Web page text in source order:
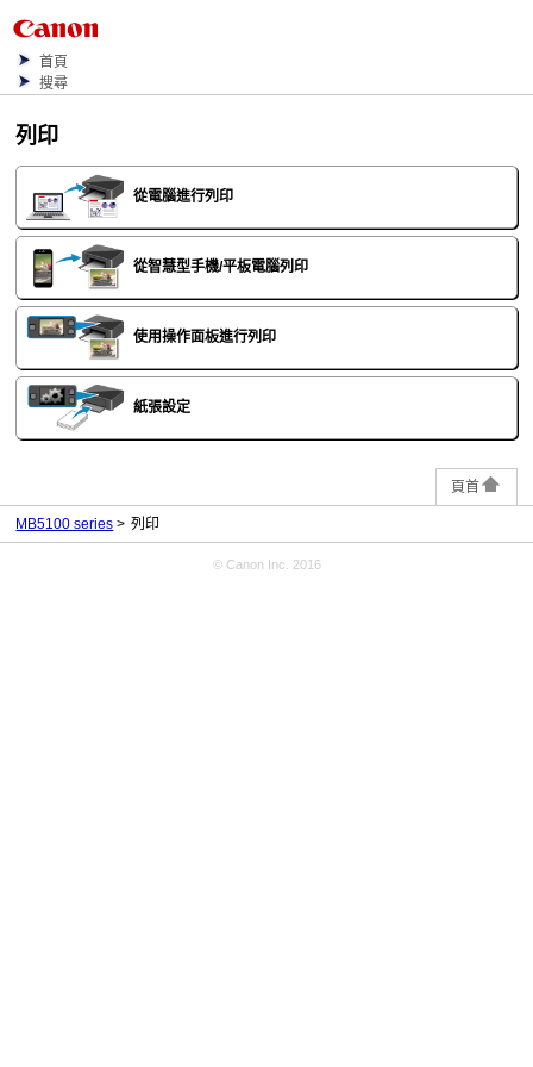
首頁
搜尋
列印
從電腦進行列印
從智慧型手機/平板電腦列印
使用操作面板進行列印
紙張設定
頁首
MB5100 series 列印
© Canon Inc. 2016